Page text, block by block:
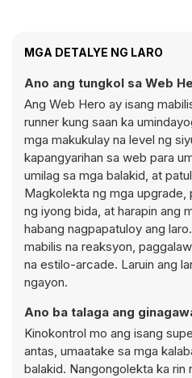
MGA DETALYE NG LARO
Ano ang tungkol sa Web
Ang Web Hero ay isang
runner kung saan ka
mga makukulay na level ng
kapangyarihan sa web para
umilag sa mga balakid, at
Magkolekta ng mga upgrade,
ng iyong bida, at harapin ang
habang nagpapatuloy ang
mabilis na reaksyon,
na estilo-arcade. Laruin ang
ngayon.
Ano ba talaga ang
Kinokontrol mo ang isang
antas, umaatake sa mga
balakid. Nangongolekta ka rin